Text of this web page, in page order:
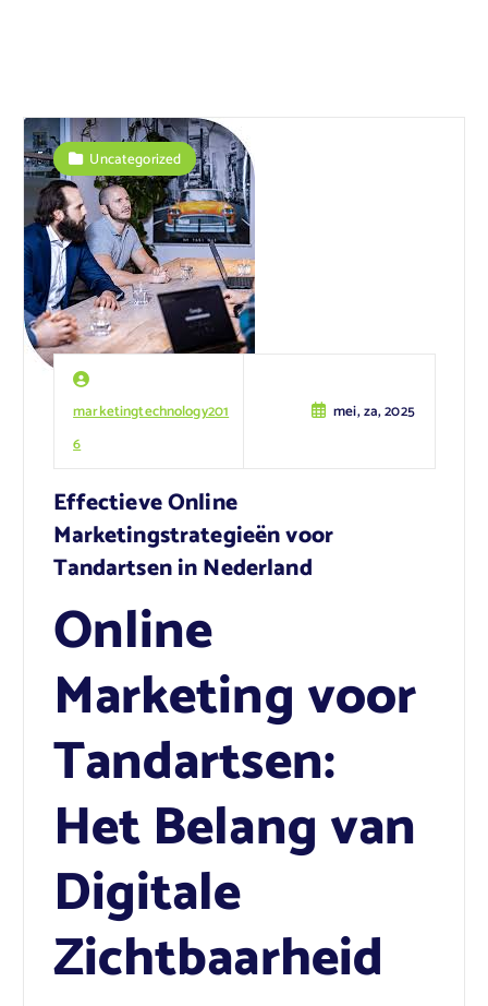
marketingtechnology201
6
mei, za, 2025
Uncategorized
Effectieve Online
Marketingstrategieën voor
Tandartsen in Nederland
Online
Marketing voor
Tandartsen:
Het Belang van
Digitale
Zichtbaarheid